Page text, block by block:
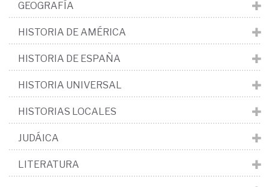
GEOGRAFÍA
HISTORIA DE AMÉRICA
HISTORIA DE ESPAÑA
HISTORIA UNIVERSAL
HISTORIAS LOCALES
JUDÁICA
LITERATURA